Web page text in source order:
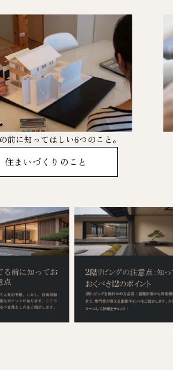
前に知ってほしい6つのこと。
住まいづくりのこと